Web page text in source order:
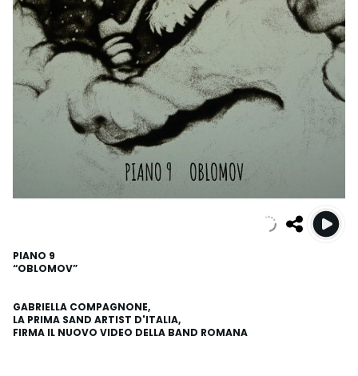
PIANO 9
“OBLOMOV”
GABRIELLA COMPAGNONE,
LA PRIMA SAND ARTIST D'ITALIA,
FIRMA IL NUOVO VIDEO DELLA BAND ROMANA